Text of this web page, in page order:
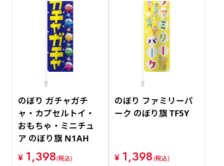
のぼり ガチャガチ
ャ・カプセルトイ・
おもちゃ・ミニチュ
ア のぼり旗 N1AH
¥ 1,398(税込)
のぼり ファミリーパ
ーク のぼり旗 TF5Y
¥ 1,398(税込)